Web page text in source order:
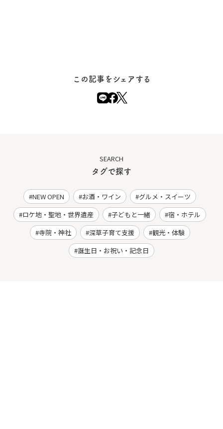
この記事をシェアする
SEARCH
タグで探す
NEW OPEN お酒・ワイン
グルメ・スイーツ
ロケ地・聖地・世界遺産
子どもと一緒
宿・ホテル
寺院・神社
深草子育て支援
観光・体験
誕生日・お祝い・記念日